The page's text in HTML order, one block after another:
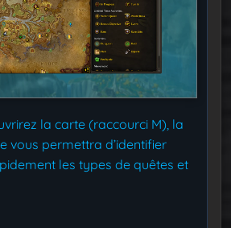
la carte (raccourci M), la
vous permettra d’identifier
les types de quêtes et